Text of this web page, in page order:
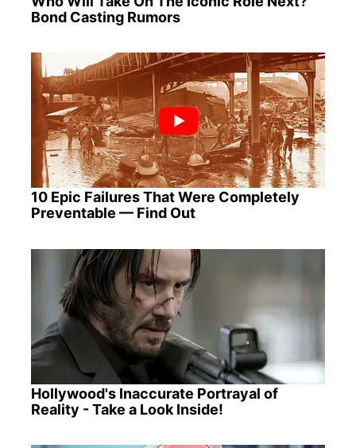
Bond Casting Rumors
10 Epic Failures That Were Completely
Preventable — Find Out
Hollywood's Inaccurate Portrayal of
Reality - Take a Look Inside!